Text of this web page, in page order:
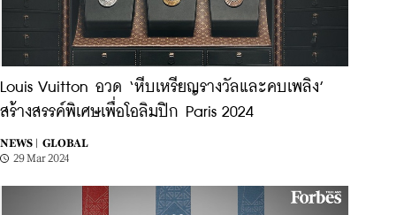
Louis Vuitton อวด ‘หีบเหรียญรางวัลและคบเพลิง’
สร้างสรรค์พิเศษเพื่อโอลิมปิก Paris 2024
NEWS |
GLOBAL
29 Mar 2024